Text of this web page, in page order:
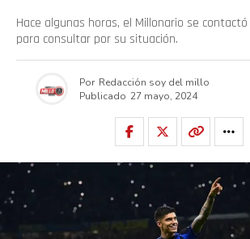
Hace algunas horas, el Millonario se
para consultar por su situación.
Por Redacción soy del millo
Publicado 27 mayo, 2024